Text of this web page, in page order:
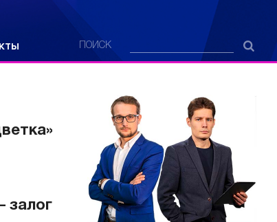
ПОИСК
залог